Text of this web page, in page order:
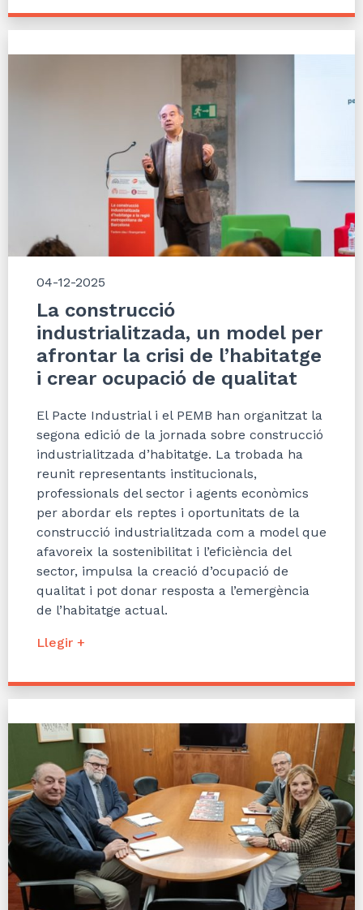
04-12-2025
La construcció
industrialitzada, un model per
afrontar la crisi de l’habitatge
i crear ocupació de qualitat
El Pacte Industrial i el PEMB han organitzat la
segona edició de la jornada sobre construcció
industrialitzada d’habitatge. La trobada ha
reunit representants institucionals,
professionals del sector i agents econòmics
per abordar els reptes i oportunitats de la
construcció industrialitzada com a model que
afavoreix la sostenibilitat i l’eficiència del
sector, impulsa la creació d’ocupació de
qualitat i pot donar resposta a l’emergència
de l’habitatge actual.
Llegir +